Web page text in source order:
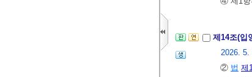
제14조(입
2026. 5.
② 법 제